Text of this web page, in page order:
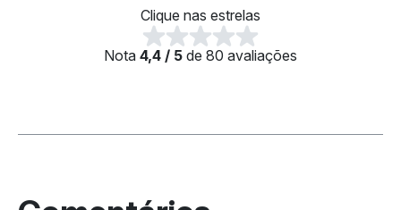
Clique nas estrelas
Nota 4,4 / 5 de 80 avaliações